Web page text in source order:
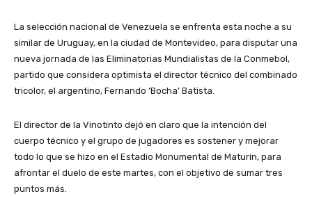
La selección nacional de Venezuela se enfrenta esta noche a su
similar de Uruguay, en la ciudad de Montevideo, para disputar una
nueva jornada de las Eliminatorias Mundialistas de la Conmebol,
partido que considera optimista el director técnico del combinado
tricolor, el argentino, Fernando ‘Bocha’ Batista.
El director de la Vinotinto dejó en claro que la intención del
cuerpo técnico y el grupo de jugadores es sostener y mejorar
todo lo que se hizo en el Estadio Monumental de Maturín, para
afrontar el duelo de este martes, con el objetivo de sumar tres
puntos más.